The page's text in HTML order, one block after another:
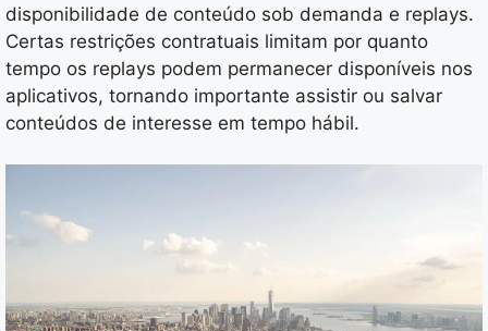
disponibilidade de conteúdo sob demanda e replays.
Certas restrições contratuais limitam por quanto
tempo os replays podem permanecer disponíveis nos
aplicativos, tornando importante assistir ou salvar
conteúdos de interesse em tempo hábil.